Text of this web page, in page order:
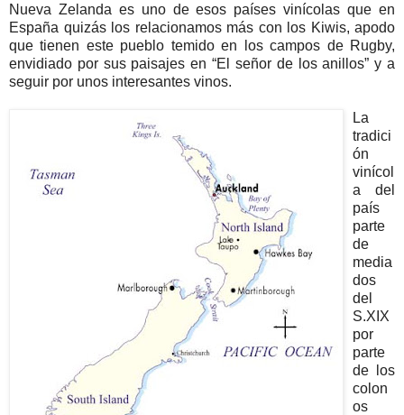
Nueva Zelanda es uno de esos países vinícolas que en
España quizás los relacionamos más con los Kiwis, apodo
que tienen este pueblo temido en los campos de Rugby,
envidiado por sus paisajes en “El señor de los anillos” y a
seguir por unos interesantes vinos.
La
tradici
ón
vinícol
a del
país
parte
de
media
dos
del
S.XIX
por
parte
de los
colon
os